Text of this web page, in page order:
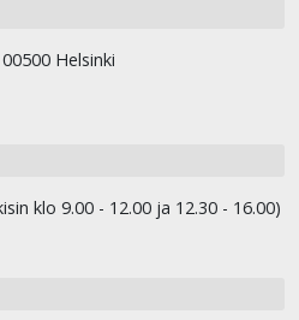
Helsinki
klo 9.00 - 12.00 ja 12.30 - 16.00)